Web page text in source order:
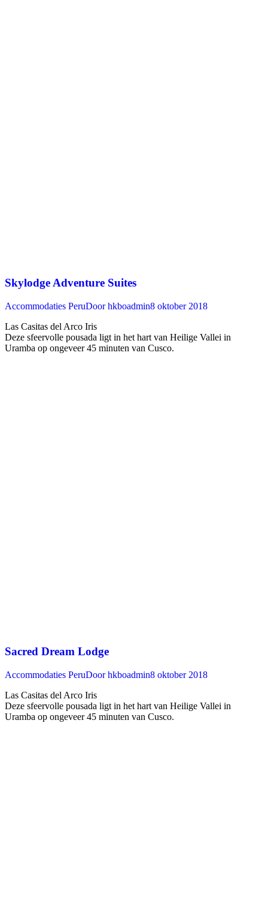
Skylodge Adventure Suites
Accommodaties PeruDoorhkboadmin8 oktober 2018
Las Casitas del Arco Iris
Deze sfeervolle pousada ligt in het hart van Heilige Vallei in
Uramba op ongeveer 45 minuten van Cusco. ‍
Sacred Dream Lodge
Accommodaties PeruDoorhkboadmin8 oktober 2018
Las Casitas del Arco Iris
Deze sfeervolle pousada ligt in het hart van Heilige Vallei in
Uramba op ongeveer 45 minuten van Cusco. ‍